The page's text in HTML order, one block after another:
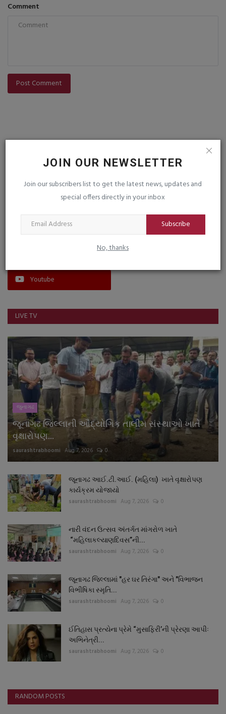
JOIN OUR NEWSLETTER
Join our subscribers list to get the latest news, updates and
special offers directly in your inbox
Subscribe
No, thanks
Comment
Post Comment
VOTING POLL
FOLLOW US
Youtube
LIVE TV
જુનાગઢ
જૂનાગઢ જિલ્લાની ઔદ્યોગિક તાલીમ સંસ્થાઓ ખાતે
વૃક્ષારોપણ...
saurashtrabhoomi Aug 7, 2026 0
જૂનાગઢ આઈ.ટી.આઈ. (મહિલા) ખાતે વૃક્ષારોપણ
કાર્યક્રમ યોજાયો
saurashtrabhoomi Aug 7, 2026 0
નારી વંદન ઉત્સવ અંતર્ગત માંગરોળ ખાતે
“મહિલાકલ્યાણદિવસ”ની...
saurashtrabhoomi Aug 7, 2026 0
જૂનાગઢ જિલ્લામાં "હર ઘર તિરંગા" અને "વિભાજન
વિભીષિકા સ્મૃતિ...
saurashtrabhoomi Aug 7, 2026 0
ઈતિહાસ પ્રત્યેના પ્રેમે “મુસાફિરી’ની પ્રેરણા આપીઃ
અભિનેત્રી...
saurashtrabhoomi Aug 7, 2026 0
RANDOM POSTS